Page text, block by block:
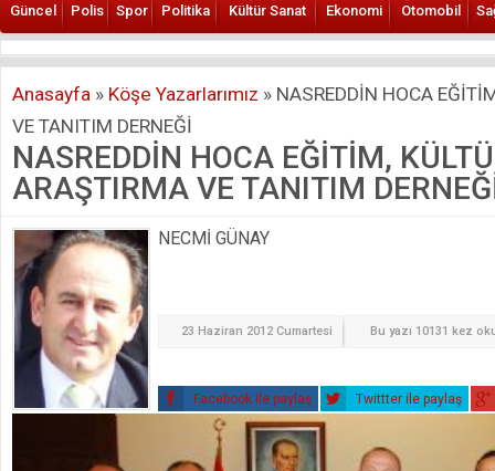
Güncel Polis Spor Politika Kültür Sanat Ekonomi Otomobil
Anasayfa » Köşe Yazarlarımız » NASREDDİN HOCA
VE TANITIM DERNEĞİ
NASREDDİN HOCA EĞİTİM,
ARAŞTIRMA VE TANITIM
NECMİ GÜNAY
23 Haziran 2012 Cumartesi Bu yazı 10131 kez
Facebook ile paylaş Twittter ile paylaş